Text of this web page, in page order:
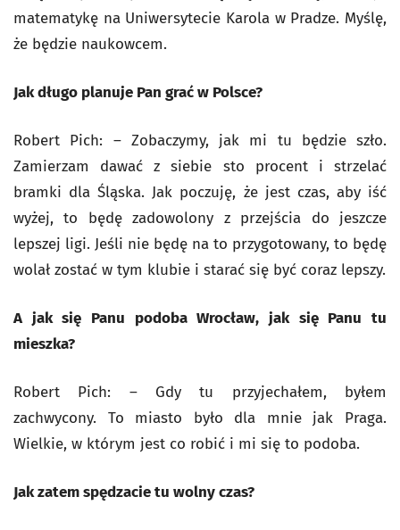
matematykę na Uniwersytecie Karola w Pradze. Myślę,
że będzie naukowcem.
Jak długo planuje Pan grać w Polsce?
Robert Pich: – Zobaczymy, jak mi tu będzie szło.
Zamierzam dawać z siebie sto procent i strzelać
bramki dla Śląska. Jak poczuję, że jest czas, aby iść
wyżej, to będę zadowolony z przejścia do jeszcze
lepszej ligi. Jeśli nie będę na to przygotowany, to będę
wolał zostać w tym klubie i starać się być coraz lepszy.
A jak się Panu podoba Wrocław, jak się Panu tu
mieszka?
Robert Pich: – Gdy tu przyjechałem, byłem
zachwycony. To miasto było dla mnie jak Praga.
Wielkie, w którym jest co robić i mi się to podoba.
Jak zatem spędzacie tu wolny czas?